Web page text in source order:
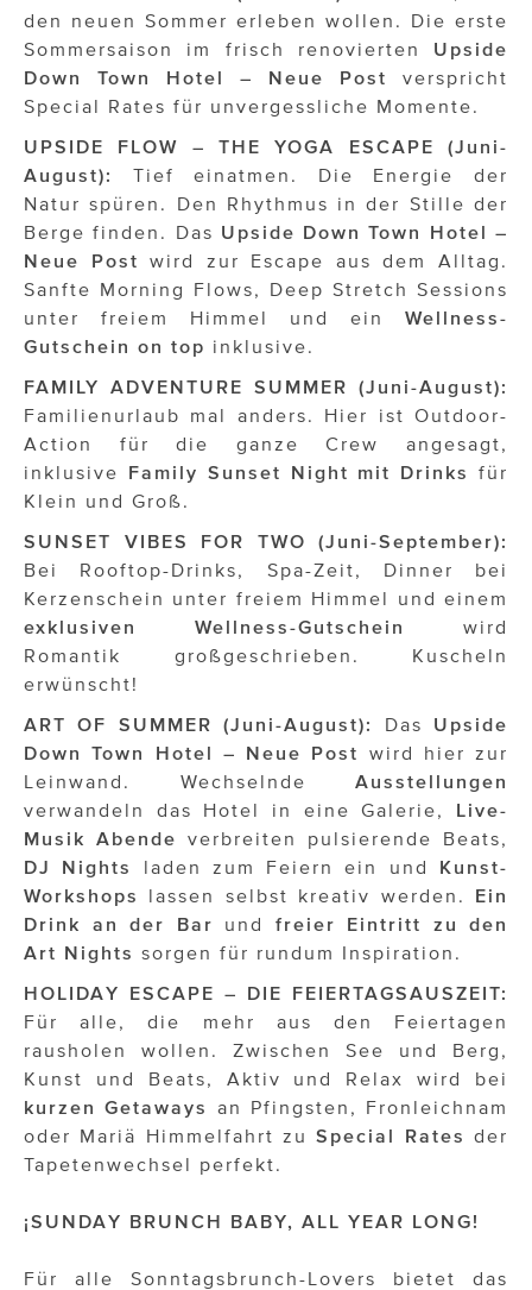
den neuen Sommer erleben wollen. Die erste
Sommersaison im frisch renovierten Upside
Down Town Hotel – Neue Post
verspricht
Special Rates für unvergessliche Momente.
UPSIDE FLOW – THE YOGA ESCAPE (Juni-
August):
Tief einatmen. Die Energie der
Natur spüren. Den Rhythmus in der Stille der
Berge finden. Das Upside Down Town Hotel –
Neue Post wird zur Escape aus dem Alltag.
Sanfte Morning Flows, Deep Stretch Sessions
unter freiem Himmel und ein Wellness-
Gutschein on top inklusive.
FAMILY ADVENTURE SUMMER (Juni-August):
Familienurlaub mal anders. Hier ist Outdoor-
Action für die ganze Crew angesagt,
inklusive Family Sunset Night mit Drinks
für
Klein und Groß.
SUNSET VIBES FOR TWO (Juni-September):
Bei Rooftop-Drinks, Spa-Zeit, Dinner bei
Kerzenschein unter freiem Himmel und einem
exklusiven Wellness-Gutschein
wird
Romantik großgeschrieben. Kuscheln
erwünscht!
ART OF SUMMER (Juni-August):
Das Upside
Down Town Hotel – Neue Post
wird hier zur
Leinwand. Wechselnde Ausstellungen
verwandeln das Hotel in eine Galerie, Live-
Musik Abende
verbreiten pulsierende Beats,
DJ Nights
laden zum Feiern ein und Kunst-
Workshops
lassen selbst kreativ werden. Ein
Drink an der Bar und freier Eintritt zu den
Art Nights sorgen für rundum Inspiration.
HOLIDAY ESCAPE – DIE FEIERTAGSAUSZEIT:
Für alle, die mehr aus den Feiertagen
rausholen wollen. Zwischen See und Berg,
Kunst und Beats, Aktiv und Relax wird bei
kurzen Getaways
an Pfingsten, Fronleichnam
oder Mariä Himmelfahrt zuSpecial Rates der
Tapetenwechsel perfekt.
¡SUNDAY BRUNCH BABY, ALL YEAR LONG!
Für alle Sonntagsbrunch-Lovers bietet das